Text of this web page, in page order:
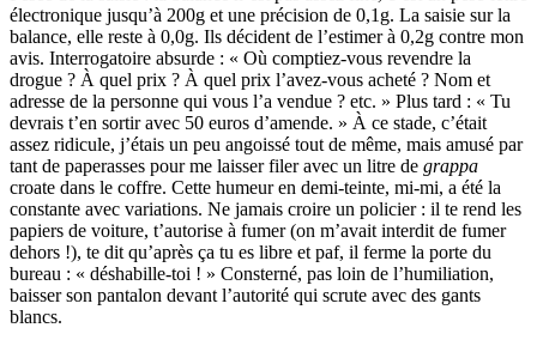
électronique jusqu’à 200g et une précision de 0,1g. La saisie sur la
balance, elle reste à 0,0g. Ils décident de l’estimer à 0,2g contre mon
avis. Interrogatoire absurde : « Où comptiez-vous revendre la
drogue ? À quel prix ? À quel prix l’avez-vous acheté ? Nom et
adresse de la personne qui vous l’a vendue ? etc. » Plus tard : « Tu
devrais t’en sortir avec 50 euros d’amende. » À ce stade, c’était
assez ridicule, j’étais un peu angoissé tout de même, mais amusé par
tant de paperasses pour me laisser filer avec un litre de grappa
croate dans le coffre. Cette humeur en demi-teinte, mi-mi, a été la
constante avec variations. Ne jamais croire un policier : il te rend les
papiers de voiture, t’autorise à fumer (on m’avait interdit de fumer
dehors !), te dit qu’après ça tu es libre et paf, il ferme la porte du
bureau : « déshabille-toi ! » Consterné, pas loin de l’humiliation,
baisser son pantalon devant l’autorité qui scrute avec des gants
blancs.